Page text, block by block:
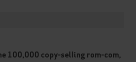
100,000 copy-selling rom-com,